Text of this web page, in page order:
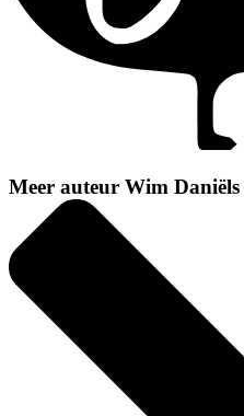
Meer auteur Wim Daniëls